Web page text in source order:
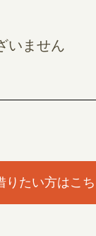
いません
りたい方はこち